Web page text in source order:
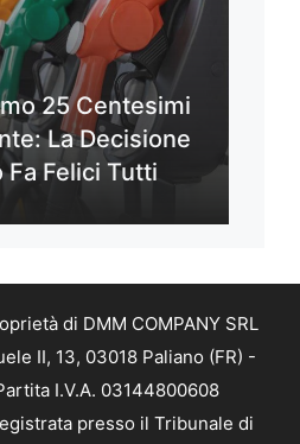
25 Centesimi
La Decisione
Fa Felici Tutti
di DMM COMPANY SRL
II, 13, 03018 Paliano (FR) -
I.V.A. 03144800608
presso il Tribunale di